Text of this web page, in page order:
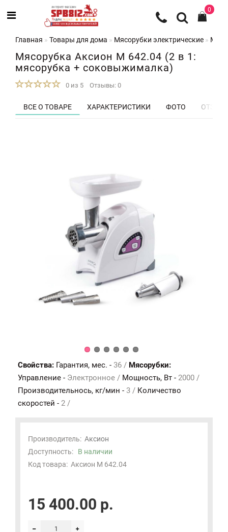
0
Главная Товары для дома Мясорубки электрические
Мясорубка Аксион М 642.04 (2 в 1:
мясорубка + соковыжималка)
0 из 5 Отзывы: 0
ВСЕ О ТОВАРЕ ХАРАКТЕРИСТИКИ ФОТО
Свойства: Гарантия, мес. - 36 / Мясорубки:
Управление - Электронное / Мощность, Вт - 2000 /
Производительнось, кг/мин - 3 / Количество
скоростей - 2 /
Производитель: Аксион
Доступность: В наличии
Код товара: Аксион М 642.04
15 400.00 р.